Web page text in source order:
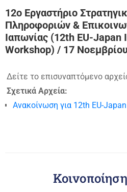
12ο Εργαστήριο
Πληροφοριών &
Ιαπωνίας (12th EU-Japan
Workshop) / 17
Δείτε το επισυναπτόμενο
Σχετικά Αρχεία:
Ανακοίνωση για 12th EU-